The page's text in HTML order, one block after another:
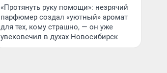
«Протянуть руку помощи»: незрячий
парфюмер создал «уютный» аромат
для тех, кому страшно, — он уже
увековечил в духах Новосибирск